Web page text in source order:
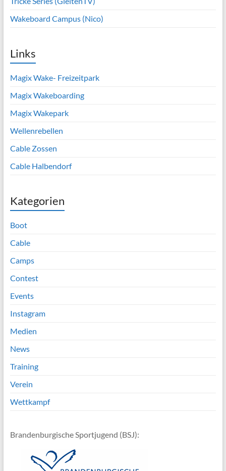
Wakeboard Campus (Nico)
Links
Magix Wake- Freizeitpark
Magix Wakeboarding
Magix Wakepark
Wellenrebellen
Cable Zossen
Cable Halbendorf
Kategorien
Boot
Cable
Camps
Contest
Events
Instagram
Medien
News
Training
Verein
Wettkampf
Brandenburgische Sportjugend (BSJ):